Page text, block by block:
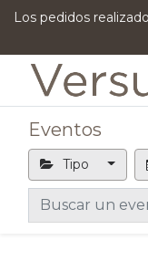
Los pedidos
Eventos
Tipo